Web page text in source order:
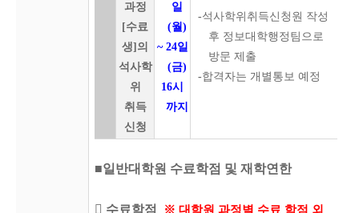
과정
[수료
생]의
석사학
위
취득
신청
일
(월)
~ 24일
(금)
16시
까지
-석사학위취득신청원 작성
후 정보대학행정팀으로
방문 제출
-합격자는 개별통보 예정
■일반대학원 수료학점 및 재학연한
 수료학점
※ 대학원 과정별 수료 학점 외